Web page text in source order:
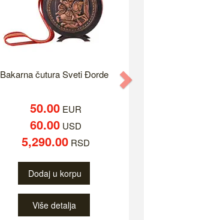
Bakarna čutura Sveti Đorde
50.00EUR
60.00USD
5,290.00RSD
Dodaj u korpu
Više detalja